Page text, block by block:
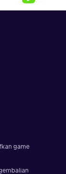
game